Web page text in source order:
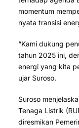
momentum
nyata transisi
“Kami dukung
tahun 2025 ini,
energi yang kita
ujar Suroso.
Suroso
Tenaga Listrik
diresmikan